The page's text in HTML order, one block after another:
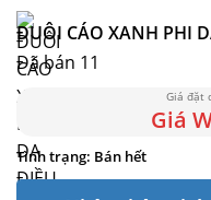
ĐUÔI CÁO XANH PHI
Đã bán 11
Bán hết